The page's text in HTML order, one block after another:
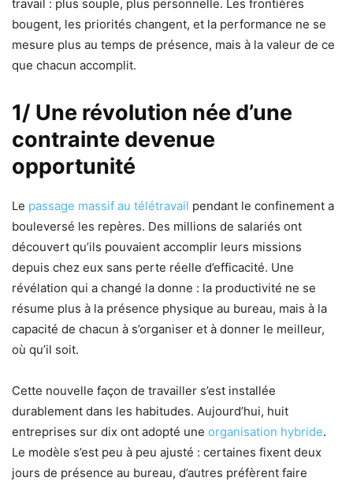
travail : plus souple, plus personnelle. Les frontières
bougent, les priorités changent, et la performance ne se
mesure plus au temps de présence, mais à la valeur de ce
que chacun accomplit.
1/ Une révolution née d’une
contrainte devenue
opportunité
Le passage massif au télétravail pendant le confinement a
bouleversé les repères. Des millions de salariés ont
découvert qu’ils pouvaient accomplir leurs missions
depuis chez eux sans perte réelle d’efficacité. Une
révélation qui a changé la donne : la productivité ne se
résume plus à la présence physique au bureau, mais à la
capacité de chacun à s’organiser et à donner le meilleur,
où qu’il soit.
Cette nouvelle façon de travailler s’est installée
durablement dans les habitudes. Aujourd’hui, huit
entreprises sur dix ont adopté une organisation hybride.
Le modèle s’est peu à peu ajusté : certaines fixent deux
jours de présence au bureau, d’autres préfèrent faire